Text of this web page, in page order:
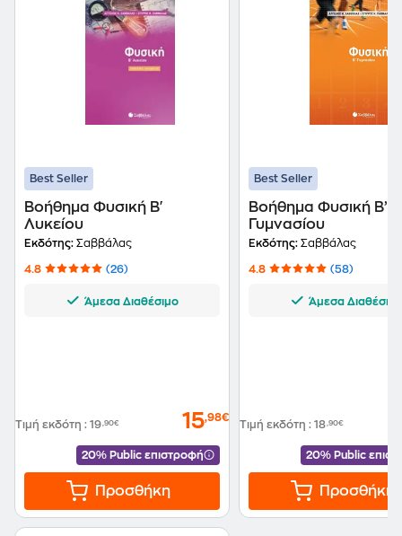
Best Seller
Βοήθημα Φυσική Β'
Λυκείου
Εκδότης: Σαββάλας
4.8 (26)
Άμεσα Διαθέσιμο
Τιμή εκδότη : 19,90€ 15,98€
20% Public επιστροφή
Προσθήκη
Best Seller
Βοήθημα Φυσική Β’
Γυμνασίου
Εκδότης: Σαββάλας
4.8 (58)
Άμεσα Διαθέσιμο
Τιμή εκδότη : 18,90€
20% Public
Προσθήκη